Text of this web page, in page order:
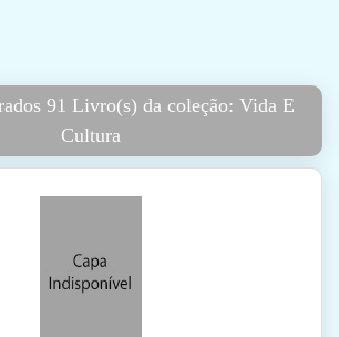
91 Livro(s) da coleção: Vida E
Cultura